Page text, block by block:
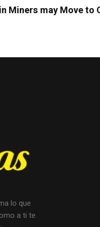
Miners may Move to
lo que
a ti te